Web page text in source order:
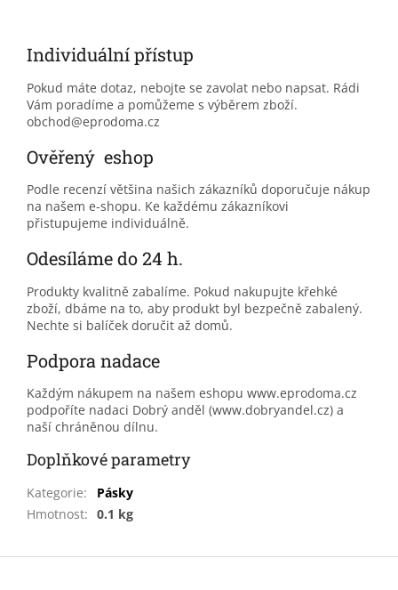
Individuální přístup
Pokud máte dotaz, nebojte se zavolat nebo napsat. Rádi
Vám poradíme a pomůžeme s výběrem zboží.
obchod@eprodoma.cz
Ověřený eshop
Podle recenzí většina našich zákazníků doporučuje nákup
na našem e-shopu. Ke každému zákazníkovi
přistupujeme individuálně.
Odesíláme do 24 h.
Produkty kvalitně zabalíme. Pokud nakupujte křehké
zboží, dbáme na to, aby produkt byl bezpečně zabalený.
Nechte si balíček doručit až domů.
Podpora nadace
Každým nákupem na našem eshopu www.eprodoma.cz
podpoříte nadaci Dobrý anděl (www.dobryandel.cz) a
naší chráněnou dílnu.
Doplňkové parametry
Kategorie:
Pásky
Hmotnost: 0.1 kg